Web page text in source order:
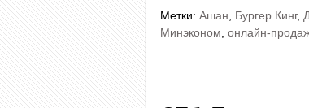
Метки: Ашан Бургер Кинг,
Минэконом онлайн-